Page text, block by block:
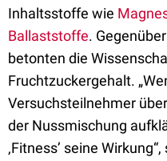
Inhaltsstoffe wie
Ballaststoffe.
betonten die
Fruchtzuckergehalt.
Versuchsteilnehmer
der Nussmischung
‚Fitness’ seine